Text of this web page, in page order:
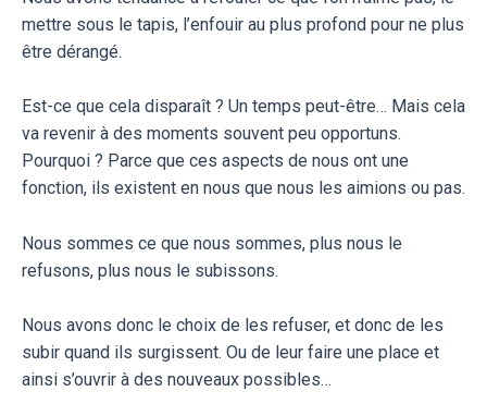
mettre sous le tapis, l’enfouir au plus profond pour ne plus
être dérangé.
Est-ce que cela disparaît ? Un temps peut-être… Mais cela
va revenir à des moments souvent peu opportuns.
Pourquoi ? Parce que ces aspects de nous ont une
fonction, ils existent en nous que nous les aimions ou pas.
Nous sommes ce que nous sommes, plus nous le
refusons, plus nous le subissons.
Nous avons donc le choix de les refuser, et donc de les
subir quand ils surgissent. Ou de leur faire une place et
ainsi s’ouvrir à des nouveaux possibles…